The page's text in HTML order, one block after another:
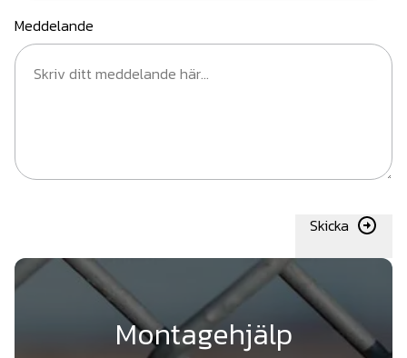
Meddelande
Skicka
Montagehjälp